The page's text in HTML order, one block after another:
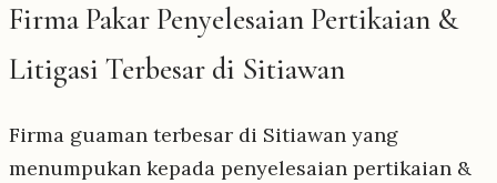
Firma Pakar Penyelesaian Pertikaian &
Litigasi Terbesar di Sitiawan
Firma guaman terbesar di Sitiawan yang
menumpukan kepada penyelesaian pertikaian &